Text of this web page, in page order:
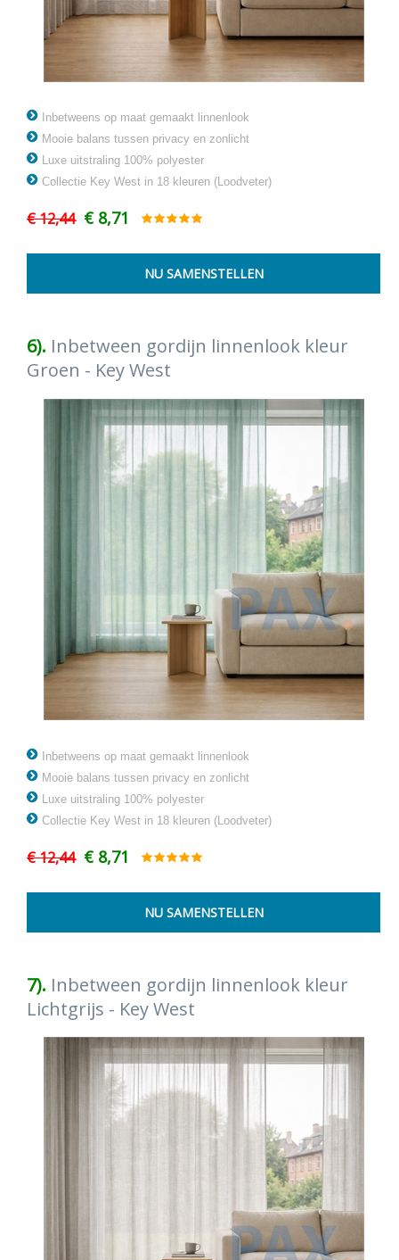
Inbetweens op maat gemaakt linnenlook
Mooie balans tussen privacy en zonlicht
Luxe uitstraling 100% polyester
Collectie Key West in 18 kleuren (Loodveter)
€ 12,44 € 8,71
6). Inbetween gordijn linnenlook kleur
Groen - Key West
Inbetweens op maat gemaakt linnenlook
Mooie balans tussen privacy en zonlicht
Luxe uitstraling 100% polyester
Collectie Key West in 18 kleuren (Loodveter)
€ 12,44 € 8,71
7). Inbetween gordijn linnenlook kleur
Lichtgrijs - Key West